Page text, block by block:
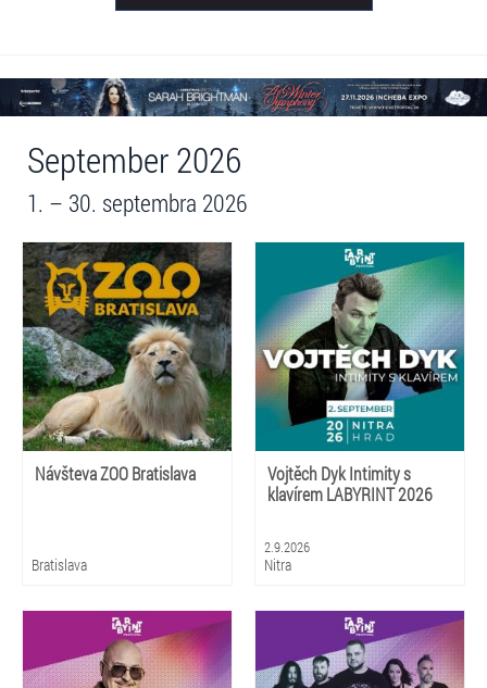
September 2026
1. – 30. septembra 2026
Návšteva ZOO Bratislava
Bratislava
Vojtěch Dyk Intimity s
klavírem LABYRINT 2026
2.9.2026
Nitra